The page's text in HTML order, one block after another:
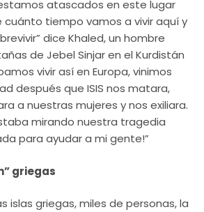
atascados en este lugar
cuánto tiempo vamos a vivir aquí y
dice Khaled, un hombre
de Jebel Sinjar en el Kurdistán
vivir así en Europa, vinimos
después que ISIS nos matara,
a nuestras mujeres y nos exiliara.
mirando nuestra tragedia
para ayudar a mi gente!”
griegas
islas griegas, miles de personas, la